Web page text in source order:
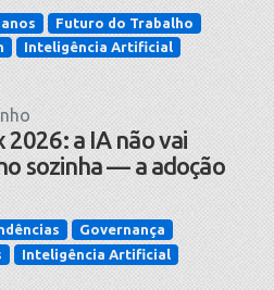
Futuro do Trabalho
Inteligência Artificial
a IA não vai
sozinha — a adoção
Governança
Inteligência Artificial